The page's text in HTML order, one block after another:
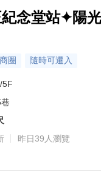
紀念堂站✦陽
圈 隨時可遷入
5F
昨日39人瀏覽